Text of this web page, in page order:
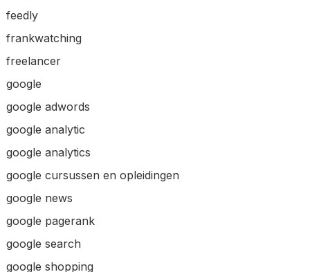
feedly
frankwatching
freelancer
google
google adwords
google analytic
google analytics
google cursussen en opleidingen
google news
google pagerank
google search
google shopping